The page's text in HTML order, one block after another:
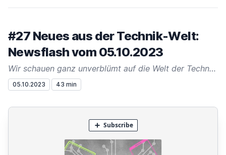
#27 Neues aus der Technik-Welt:
Newsflash vom 05.10.2023
Wir schauen ganz unverblümt auf die Welt der Technologie, Smart Home und Gadgets - diese Folge ist vollgepackt mit aktuellen News und interessanten Meldungen!
05.10.2023 43 min